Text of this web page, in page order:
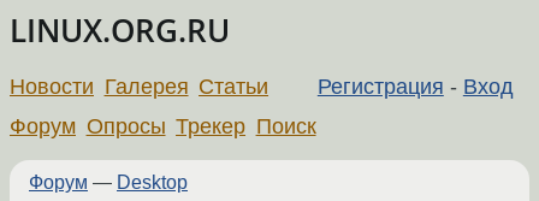
LINUX.ORG.RU
Регистрация - Вход
Новости Галерея Статьи
Форум Опросы Трекер Поиск
Форум — Desktop